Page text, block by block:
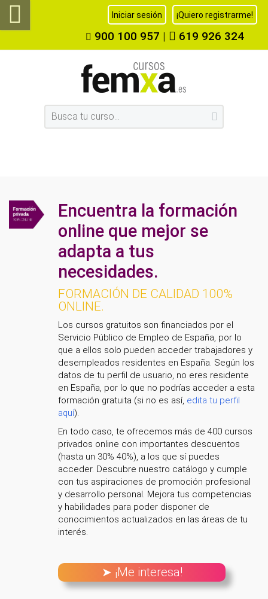
Iniciar sesión ¡Quiero registrarme!
900 100 957 | 619 926 324
Encuentra la formación
online que mejor se
adapta a tus
necesidades.
FORMACIÓN DE CALIDAD 100%
ONLINE.
Los cursos gratuitos son financiados por el
Servicio Público de Empleo de España, por lo
que a ellos solo pueden acceder trabajadores y
desempleados residentes en España. Según los
datos de tu perfil de usuario, no eres residente
en España, por lo que no podrías acceder a esta
formación gratuita (si no es así, edita tu perfil
aquí).
En todo caso, te ofrecemos más de 400 cursos
privados online con importantes descuentos
(hasta un 30% 40%), a los que sí puedes
acceder. Descubre nuestro catálogo y cumple
con tus aspiraciones de promoción profesional
y desarrollo personal. Mejora tus competencias
y habilidades para poder disponer de
conocimientos actualizados en las áreas de tu
interés.
➤ ¡Me interesa!